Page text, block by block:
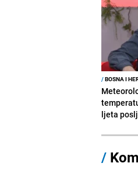
/BOSNA I
ljeta
/